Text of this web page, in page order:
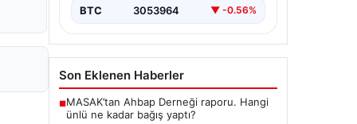
BTC 3053964 ▼ -0.56%
Son Eklenen Haberler
■MASAK’tan Ahbap Derneği raporu. Hangi
ünlü ne kadar bağış yaptı?